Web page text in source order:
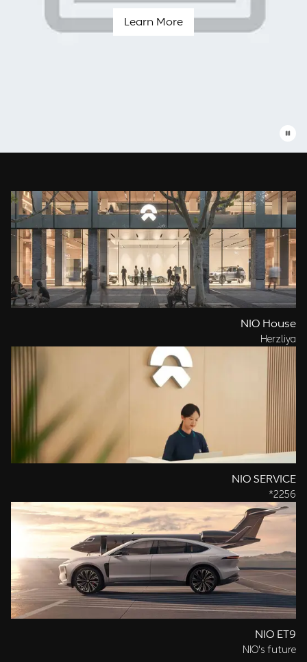
Learn More
Blue
עומדים
תמיד
לשרותך
NIO House
Herzliya
NIO SERVICE
2256*
NIO ET9
NIO's future